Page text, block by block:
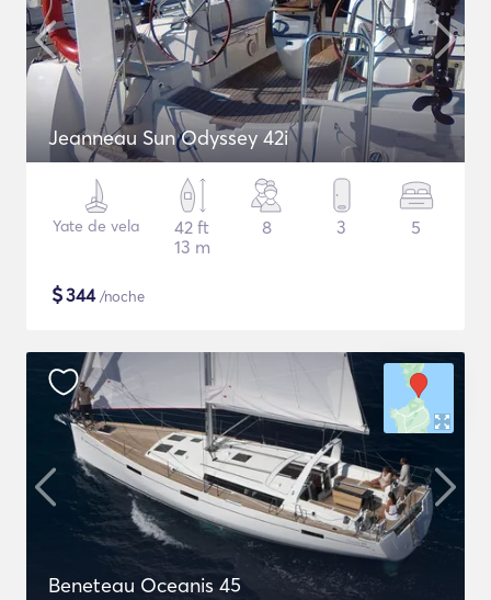
Jeanneau Sun Odyssey 42i
Yate de vela
42 ft
13 m
8 3 5
$344/noche
Beneteau Oceanis 45